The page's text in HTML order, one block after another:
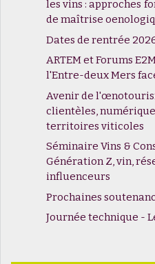
les vins : approches
de maîtrise
Dates de rentrée
ARTEM et Forums
l'Entre-deux Mers
Avenir de
clientèles,
territoires viticoles
Séminaire Vins &
Génération Z, vin,
influenceurs
Prochaines
Journée technique -